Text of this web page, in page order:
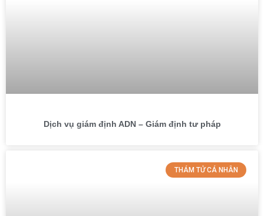
Dịch vụ giám định ADN – Giám định tư pháp
THÁM TỬ CÁ NHÂN